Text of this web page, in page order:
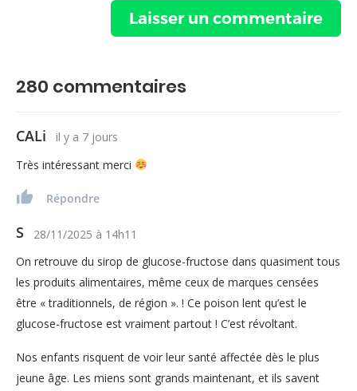
280 commentaires
CALi
il y a 7 jours
Très intéressant merci
Répondre
S 28/11/2025 à 14h11
On retrouve du sirop de glucose-fructose dans quasiment tous
les produits alimentaires, même ceux de marques censées
être « traditionnels, de région ». ! Ce poison lent qu’est le
glucose-fructose est vraiment partout ! C’est révoltant.
Nos enfants risquent de voir leur santé affectée dès le plus
jeune âge. Les miens sont grands maintenant, et ils savent